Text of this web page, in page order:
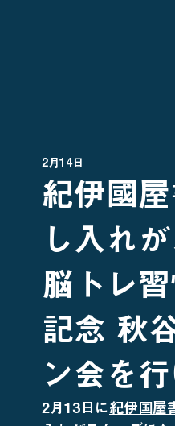
紀伊國
し入れ
脳トレ
記念 秋
ン会を
2月14日
2月13日に紀伊国屋